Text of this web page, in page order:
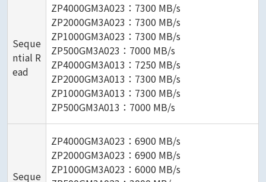
Seque
ntial R
ead
ZP4000GM3A023：7300 MB/s
ZP2000GM3A023：7300 MB/s
ZP1000GM3A023：7300 MB/s
ZP500GM3A023：7000 MB/s
ZP4000GM3A013：7250 MB/s
ZP2000GM3A013：7300 MB/s
ZP1000GM3A013：7300 MB/s
ZP500GM3A013：7000 MB/s
Seque
ZP4000GM3A023：6900 MB/s
ZP2000GM3A023：6900 MB/s
ZP1000GM3A023：6000 MB/s